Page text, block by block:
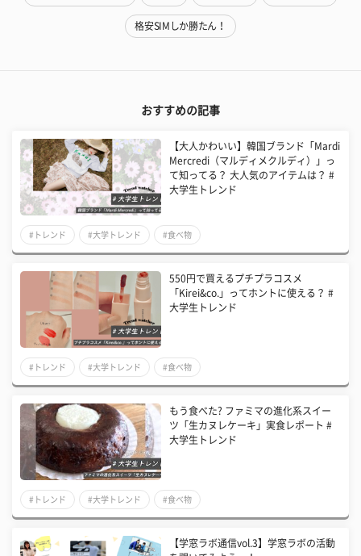
格安SIMしか勝たん！
おすすめの記事
【大人かわいい】韓国ブランド「Mardi
Mercredi（マルディメクルディ）」っ
て知ってる？ 大人気のアイテムは？ #
大学生トレンド
#トレンド #大学トレンド #食べ物
550円で買えるプチプラコスメ
「Kirei&co.」ってホントに使える？ #
大学生トレンド
#トレンド #大学トレンド #食べ物
もう食べた? ファミマの進化系スイー
ツ「生カヌレケーキ」実食レポート #
大学生トレンド
#トレンド #大学トレンド #食べ物
【学窓ラボ通信vol.3】学窓ラボの活動